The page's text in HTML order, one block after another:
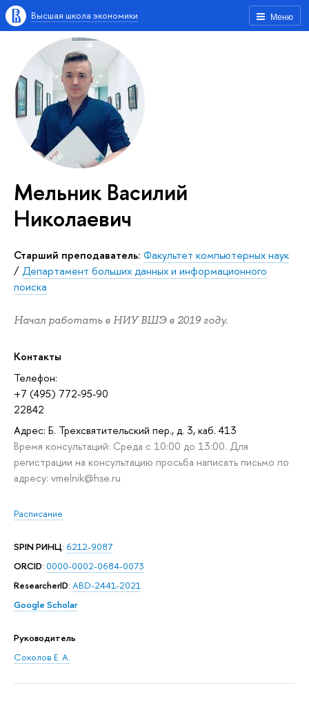
Меню
Высшая школа экономики
Мельник Василий
Николаевич
Старший преподаватель: Факультет компьютерных наук
/Департамент больших данных и информационного
поиска
Начал работать в НИУ ВШЭ в 2019 году.
Контакты
Телефон:
+7 (495) 772-95-90
22842
Адрес: Б. Трехсвятительский пер., д. 3, каб. 413
Время консультаций: Среда с 10:00 до 13:00. Для
регистрации на консультацию просьба написать письмо по
адресу: vmelnik@hse.ru
Расписание
SPIN РИНЦ: 6212-9087
ORCID: 0000-0002-0684-0073
ResearcherID: ABD-2441-2021
Google Scholar
Руководитель
Соколов Е. А.